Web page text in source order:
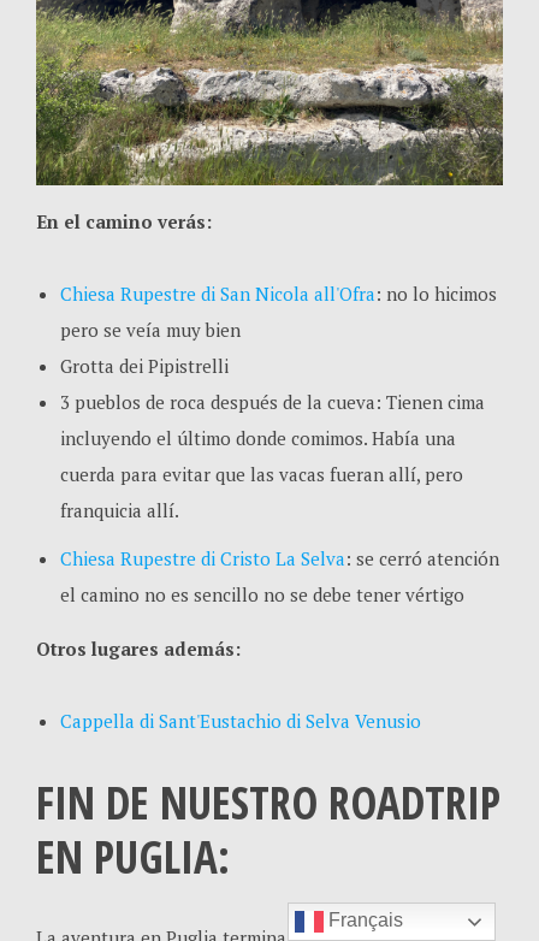
En el camino verás:
Chiesa Rupestre di San Nicola all'Ofra: no lo hicimos
pero se veía muy bien
Grotta dei Pipistrelli
3 pueblos de roca después de la cueva: Tienen cima
incluyendo el último donde comimos. Había una
cuerda para evitar que las vacas fueran allí, pero
franquicia allí.
Chiesa Rupestre di Cristo La Selva: se cerró atención
el camino no es sencillo no se debe tener vértigo
Otros lugares además:
Cappella di Sant'Eustachio di Selva Venusio
FIN DE NUESTRO ROADTRIP
EN PUGLIA:
Français